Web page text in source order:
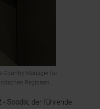
Country Manager für
Regionen.
- Scodix, der führende